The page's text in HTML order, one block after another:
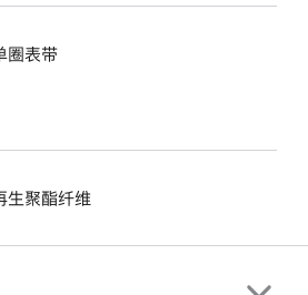
表带
生聚酯纤维